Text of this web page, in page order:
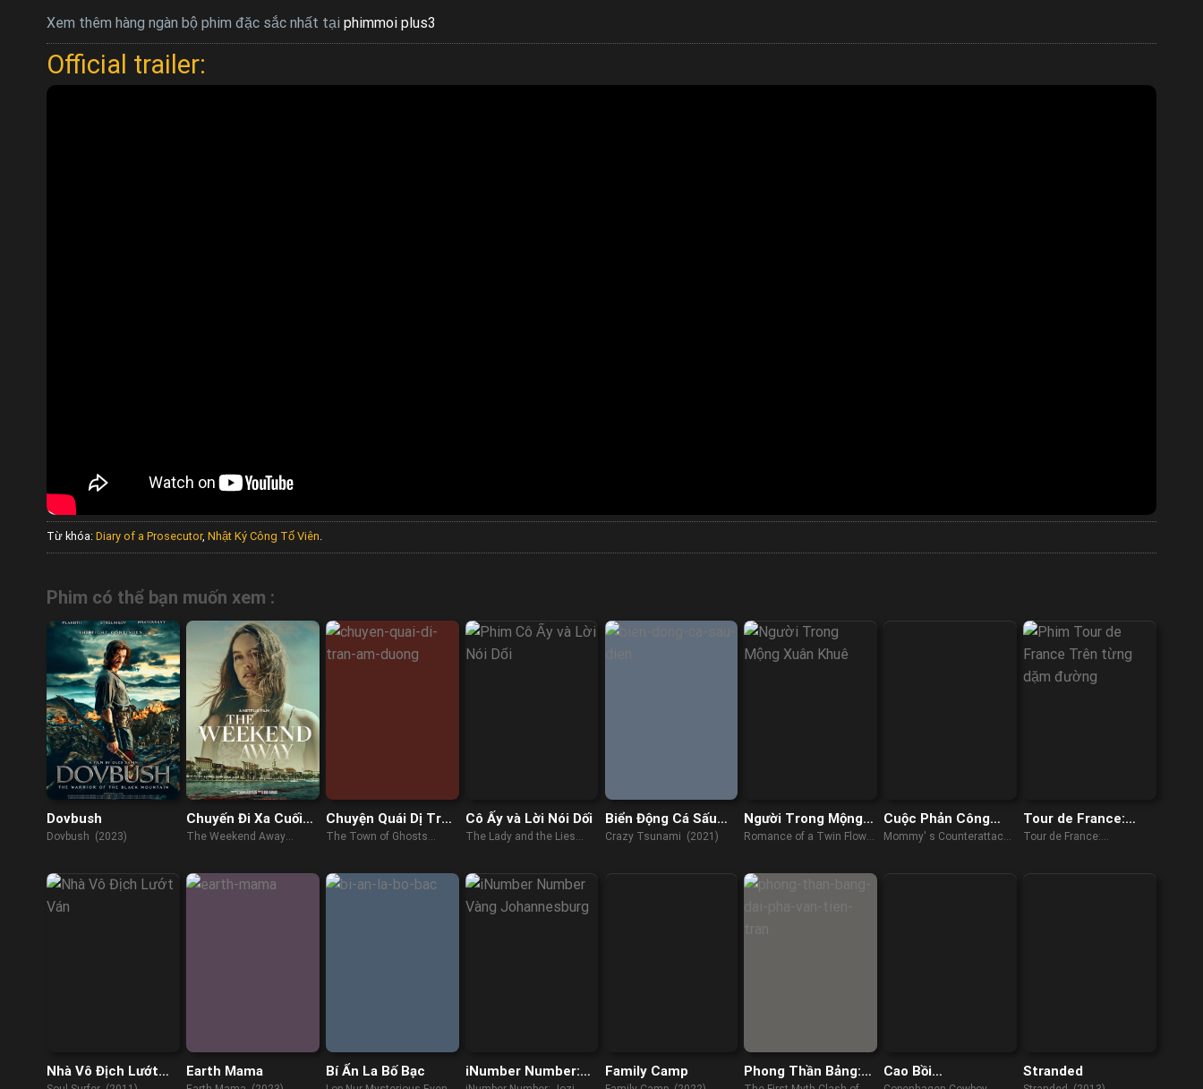
Xem thêm hàng ngàn bộ phim đặc sắc nhất tại phimmoi plus3
Official trailer:
Từ khóa: Diary of a Prosecutor, Nhật Ký Công Tố Viên
Phim có thể bạn muốn xem :
Dovbush
Dovbush (2023)
Chuyến Đi Xa Cuối
Tuần
The Weekend Away
Chuyện Quái Dị Trấn
Âm Dương
The Town of Ghosts
Cô Ấy và Lời Nói Dối
The Lady and the Lies
Biển Động Cá Sấu
Điên
Crazy Tsunami (2021)
Người Trong Mộng
Xuân Khuê
Romance of a Twin Flower
Cuộc Phản Công
Của Mẹ
Mommy' s Counterattack
Tour de France:
Trên từng dặm
Tour de France:
Nhà Vô Địch Lướt
Earth Mama Bí Ẩn La Bố Bạc
iNumber Number:
Family Camp
Phong Thần Bảng:
Cao Bồi
Stranded